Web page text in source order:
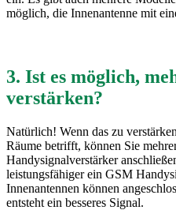
möglich, die Innenantenne mit
3. Ist es möglich,
verstärken?
Natürlich! Wenn das zu
Räume betrifft, können Sie
Handysignalverstärker
leistungsfähiger ein GSM
Innenantennen können
entsteht ein besseres Signal.